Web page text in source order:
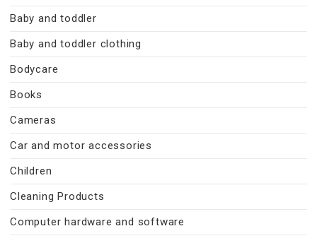
Baby and toddler
Baby and toddler clothing
Bodycare
Books
Cameras
Car and motor accessories
Children
Cleaning Products
Computer hardware and software